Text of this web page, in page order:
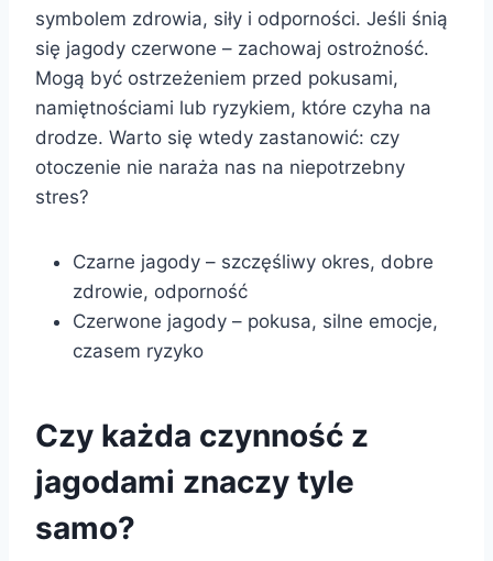
symbolem zdrowia, siły i odporności. Jeśli śnią
się jagody czerwone – zachowaj ostrożność.
Mogą być ostrzeżeniem przed pokusami,
namiętnościami lub ryzykiem, które czyha na
drodze. Warto się wtedy zastanowić: czy
otoczenie nie naraża nas na niepotrzebny
stres?
Czarne jagody – szczęśliwy okres, dobre
zdrowie, odporność
Czerwone jagody – pokusa, silne emocje,
czasem ryzyko
Czy każda czynność z
jagodami znaczy tyle
samo?